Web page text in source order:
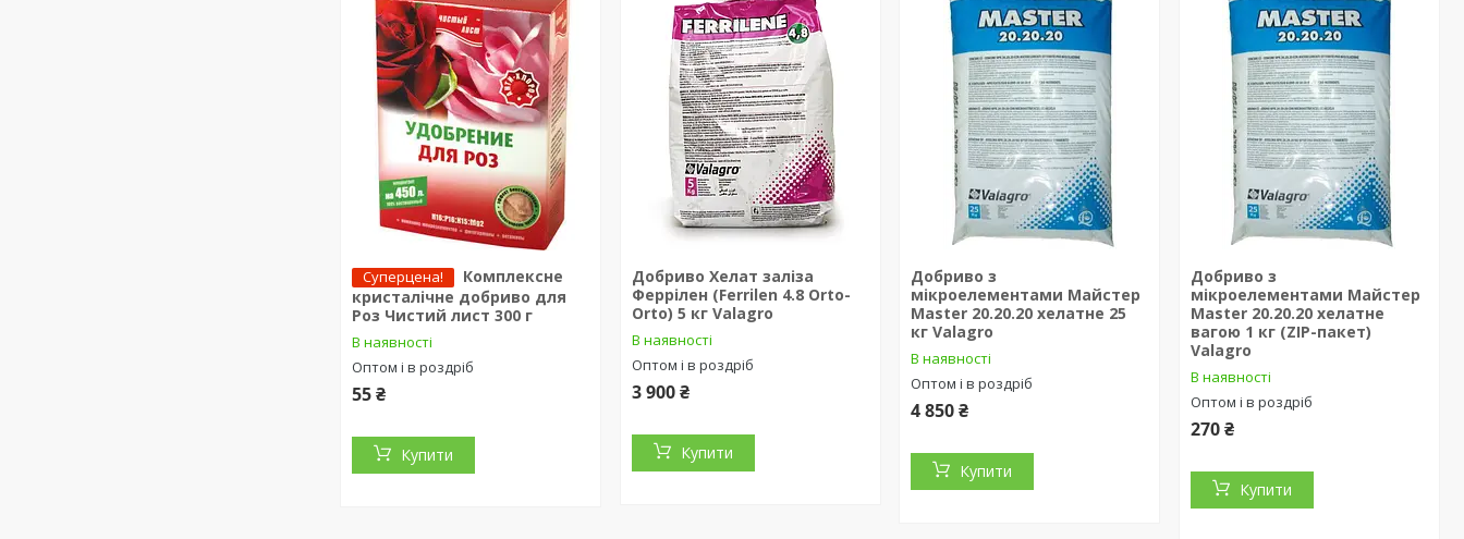
Суперцена!
Комплексне
кристалічне добриво для
Роз Чистий лист 300 г
В наявності
Оптом і в роздріб
55 ₴
Купити
Добриво Хелат заліза
Феррілен (Ferrilen 4.8 Orto-
Orto) 5 кг Valagro
В наявності
Оптом і в роздріб
3 900 ₴
Купити
Добриво з
мікроелементами Майстер
Master 20.20.20 хелатне 25
кг Valagro
В наявності
Оптом і в роздріб
4 850 ₴
Купити
Добриво з
мікроелементами Майстер
Master 20.20.20 хелатне
вагою 1 кг (ZIP-пакет)
Valagro
В наявності
Оптом і в роздріб
270 ₴
Купити